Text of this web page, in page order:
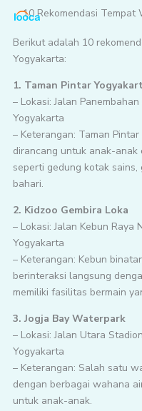
Lewati
konten
10 Rekomendasi Tempat
Berikut adalah 10
Yogyakarta:
1. Taman Pintar
– Lokasi: Jalan
Yogyakarta
– Keterangan: Taman
dirancang untuk anak-
seperti gedung kotak
bahari.
2. Kidzoo Gembira Loka
– Lokasi: Jalan Kebun Raya
Yogyakarta
– Keterangan: Kebun
berinteraksi langsung
memiliki fasilitas bermain
3. Jogja Bay Waterpark
– Lokasi: Jalan Utara
Yogyakarta
– Keterangan: Salah satu
dengan berbagai wahana
untuk anak-anak.